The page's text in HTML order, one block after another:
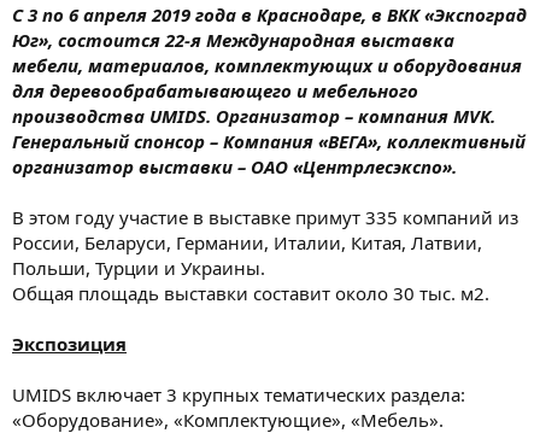
С 3 по 6 апреля 2019 года в Краснодаре, в ВКК «Экспоград
Юг», состоится 22-я Международная выставка
мебели, материалов, комплектующих и оборудования
для деревообрабатывающего и мебельного
производства UMIDS. Организатор – компания MVK.
Генеральный спонсор – Компания «ВЕГА», коллективный
организатор выставки – ОАО «Центрлесэкспо».
В этом году участие в выставке примут 335 компаний из
России, Беларуси, Германии, Италии, Китая, Латвии,
Польши, Турции и Украины.
Общая площадь выставки составит около 30 тыс. м2.
Экспозиция
UMIDS включает 3 крупных тематических раздела:
«Оборудование», «Комплектующие», «Мебель».